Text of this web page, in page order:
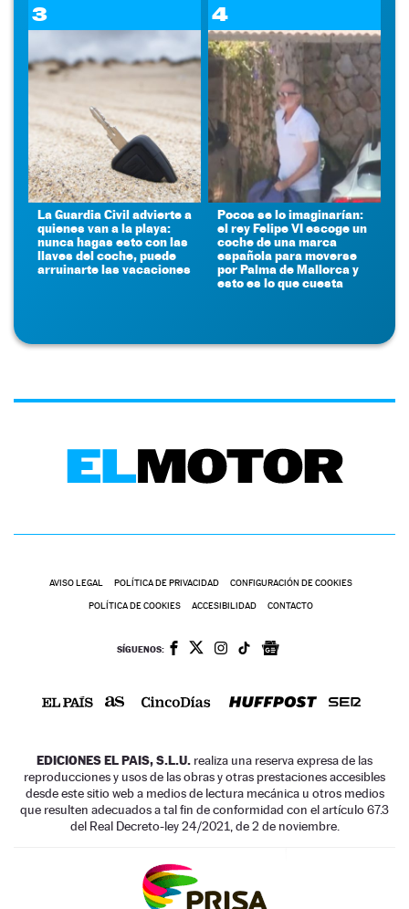
3
La Guardia Civil advierte a
quienes van a la playa:
nunca hagas esto con las
llaves del coche, puede
arruinarte las vacaciones
4
Pocos se lo imaginarían:
el rey Felipe VI escoge un
coche de una marca
española para moverse
por Palma de Mallorca y
esto es lo que cuesta
AVISO LEGAL POLÍTICA DE PRIVACIDAD CONFIGURACIÓN DE COOKIES
POLÍTICA DE COOKIES ACCESIBILIDAD CONTACTO
SÍGUENOS:
EDICIONES EL PAIS, S.L.U. realiza una reserva expresa de las
reproducciones y usos de las obras y otras prestaciones accesibles
desde este sitio web a medios de lectura mecánica u otros medios
que resulten adecuados a tal fin de conformidad con el artículo 67.3
del Real Decreto-ley 24/2021, de 2 de noviembre.